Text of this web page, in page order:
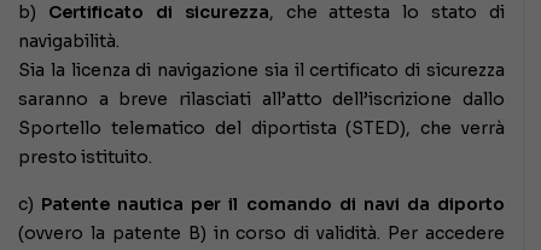
b) Certificato di sicurezza, che attesta lo stato di
navigabilità.
Sia la licenza di navigazione sia il certificato di sicurezza
saranno a breve rilasciati all’atto dell’iscrizione dallo
Sportello telematico del diportista (STED), che verrà
presto istituito.
c) Patente nautica per il comando di navi da diporto
(ovvero la patente B) in corso di validità. Per accedere